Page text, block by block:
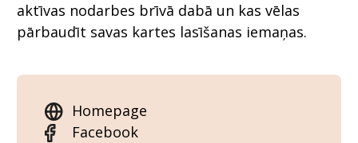
aktīvas nodarbes brīvā dabā un kas vēlas
pārbaudīt savas kartes lasīšanas iemaņas.
Homepage
Facebook